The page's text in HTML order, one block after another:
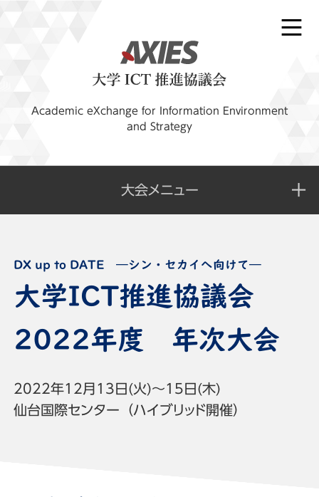
Academic eXchange for Information Environment
and Strategy
大会メニュー
大学ICT推進協議会
2022年度 年次大会
2022年12月13日(火)～15日(木)
仙台国際センター（ハイブリッド開催）